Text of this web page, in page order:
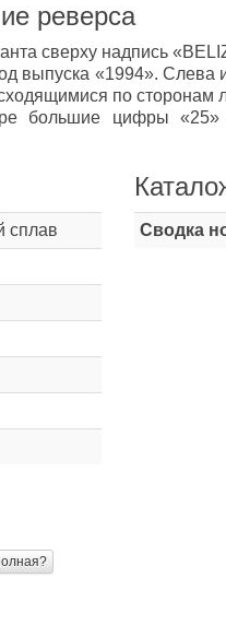
реверса
сверху надпись
выпуска «1994». Слева
по сторонам
большие цифры «25»
сплав
Сводка